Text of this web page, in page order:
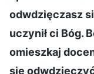
odwdzięczasz
uczynił ci Bóg.
omieszkaj
się